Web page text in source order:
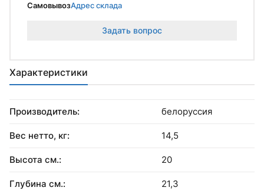
Характеристики
Производитель: белоруссия
Вес нетто, кг: 14,5
Высота см.: 20
Глубина см.: 21,3
СамовывозАдрес склада
Задать вопрос